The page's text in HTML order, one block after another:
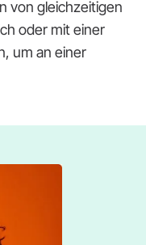
von gleichzeitigen
oder mit einer
um an einer